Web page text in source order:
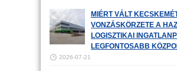
MIÉRT VÁLT
VONZÁSKÖRZETE A
LOGISZTIKAI
LEGFONTOSABB
2026-07-21